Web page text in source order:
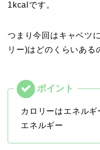
1kcalです。
つまり今回はキャベツ
リー)はどのくらいある
カロリーはエネル
エネルギー